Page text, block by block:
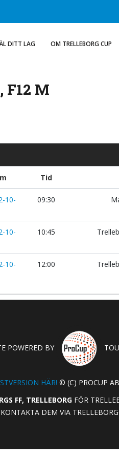
DITT LAG OM TRELLEBORG CUP
F12 M
Tid
10-
09:30
10-
10:45
10-
12:00
POWERED BY
HÄR! © (C) PROCUP
FF, TRELLEBORGFÖR
KONTAKTA DEM VIA